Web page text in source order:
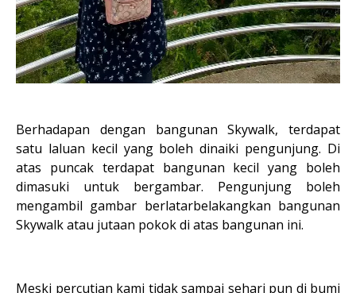
Berhadapan dengan bangunan Skywalk, terdapat
satu laluan kecil yang boleh dinaiki pengunjung. Di
atas puncak terdapat bangunan kecil yang boleh
dimasuki untuk bergambar. Pengunjung boleh
mengambil gambar berlatarbelakangkan bangunan
Skywalk atau jutaan pokok di atas bangunan ini.
Meski percutian kami tidak sampai sehari pun di bumi